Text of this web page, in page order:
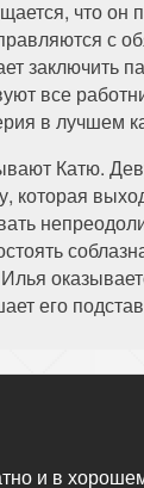
что
с
заключить
все
в лучшем
Катю.
которая
его
и в